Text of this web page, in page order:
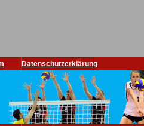
Datenschutzerklärung